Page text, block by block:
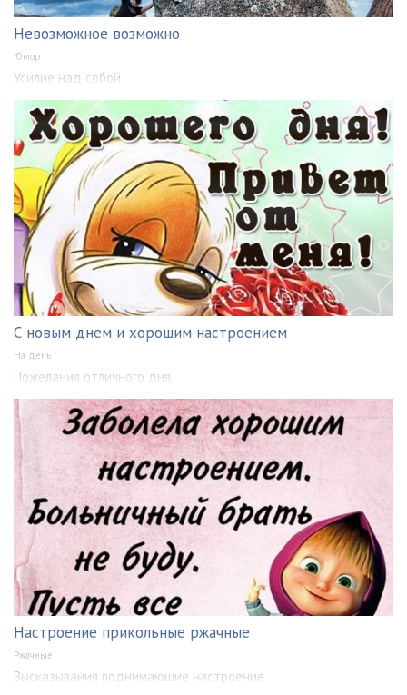
Невозможное возможно
Юмор
Усилие над собой
С новым днем и хорошим настроением
На день
Пожелания отличного дня
Настроение прикольные ржачные
Ржачные
Высказывания поднимающие настроение